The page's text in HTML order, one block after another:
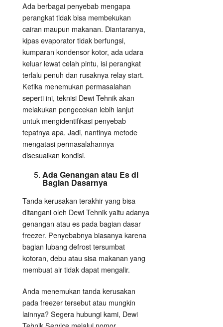
Ada berbagai penyebab mengapa
perangkat tidak bisa membekukan
cairan maupun makanan. Diantaranya,
kipas evaporator tidak berfungsi,
kumparan kondensor kotor, ada udara
keluar lewat celah pintu, isi perangkat
terlalu penuh dan rusaknya relay start.
Ketika menemukan permasalahan
seperti ini, teknisi Dewi Tehnik akan
melakukan pengecekan lebih lanjut
untuk mengidentifikasi penyebab
tepatnya apa. Jadi, nantinya metode
mengatasi permasalahannya
disesuaikan kondisi.
Ada Genangan atau Es di
Bagian Dasarnya
Tanda kerusakan terakhir yang bisa
ditangani oleh Dewi Tehnik yaitu adanya
genangan atau es pada bagian dasar
freezer. Penyebabnya biasanya karena
bagian lubang defrost tersumbat
kotoran, debu atau sisa makanan yang
membuat air tidak dapat mengalir.
Anda menemukan tanda kerusakan
pada freezer tersebut atau mungkin
lainnya? Segera hubungi kami, Dewi